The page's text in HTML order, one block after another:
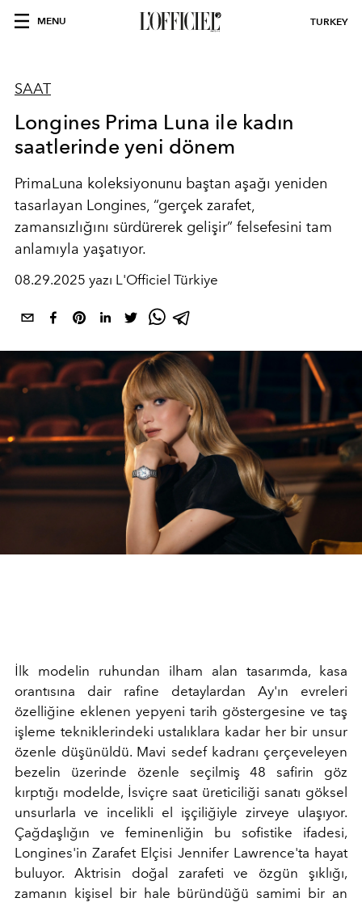
MENU TURKEY
SAAT
Longines Prima Luna ile kadın
saatlerinde yeni dönem
PrimaLuna koleksiyonunu baştan aşağı yeniden
tasarlayan Longines, “gerçek zarafet,
zamansızlığını sürdürerek gelişir” felsefesini tam
anlamıyla yaşatıyor.
08.29.2025 yazı L'Officiel Türkiye
İlk modelin ruhundan ilham alan tasarımda, kasa
orantısına dair rafine detaylardan Ay'ın evreleri
özelliğine eklenen yepyeni tarih göstergesine ve taş
işleme tekniklerindeki ustalıklara kadar her bir unsur
özenle düşünüldü. Mavi sedef kadranı çerçeveleyen
bezelin üzerinde özenle seçilmiş 48 safirin göz
kırptığı modelde, İsviçre saat üreticiliği sanatı göksel
unsurlarla ve incelikli el işçiliğiyle zirveye ulaşıyor.
Çağdaşlığın ve feminenliğin bu sofistike ifadesi,
Longines'in Zarafet Elçisi Jennifer Lawrence'ta hayat
buluyor. Aktrisin doğal zarafeti ve özgün şıklığı,
zamanın kişisel bir hale büründüğü samimi bir an